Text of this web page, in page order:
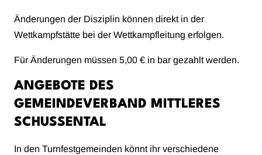
Änderungen der Disziplin können direkt in der
Wettkampfstätte bei der Wettkampfleitung erfolgen.
Für Änderungen müssen 5,00 € in bar gezahlt werden.
ANGEBOTE DES
GEMEINDEVERBAND MITTLERES
SCHUSSENTAL
In den Turnfestgemeinden könnt ihr verschiedene